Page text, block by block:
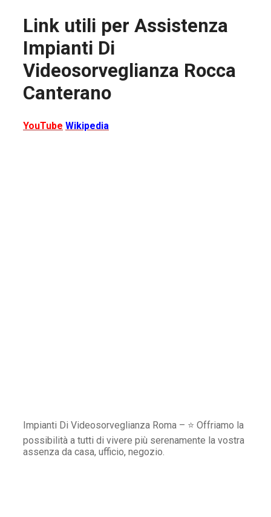
Link utili per Assistenza
Impianti Di
Videosorveglianza Rocca
Canterano
YouTube Wikipedia
Impianti Di Videosorveglianza Roma – ⭐ Offriamo la
possibilità a tutti di vivere più serenamente la vostra
assenza da casa, ufficio, negozio.